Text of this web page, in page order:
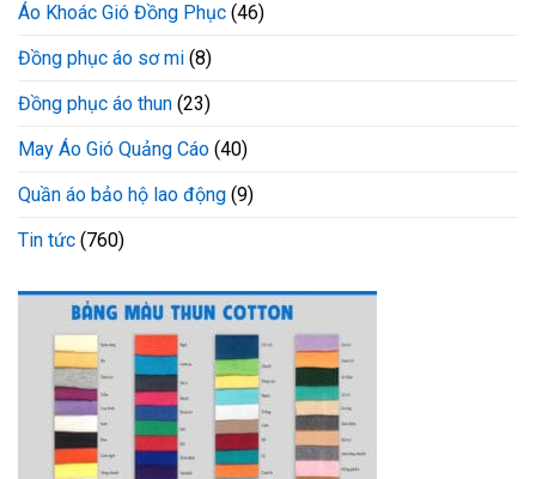
Áo Khoác Gió Đồng Phục (46)
Đồng phục áo sơ mi (8)
Đồng phục áo thun (23)
May Áo Gió Quảng Cáo (40)
Quần áo bảo hộ lao động (9)
Tin tức (760)